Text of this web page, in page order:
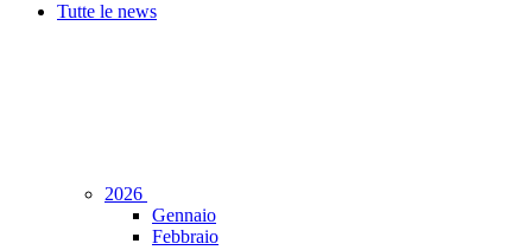
Tutte le news
2026
Gennaio
Febbraio